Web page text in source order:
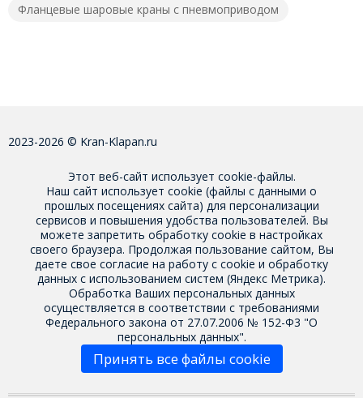
Фланцевые шаровые краны с пневмоприводом
2023-2026 © Kran-Klapan.ru
Этот веб-сайт использует cookie-файлы.
Наш сайт использует cookie (файлы с данными о
прошлых посещениях сайта) для персонализации
сервисов и повышения удобства пользователей. Вы
можете запретить обработку cookie в настройках
своего браузера. Продолжая пользование сайтом, Вы
даете свое согласие на работу с cookie и обработку
данных с использованием систем (Яндекс Метрика).
Обработка Ваших персональных данных
осуществляется в соответствии с требованиями
Федерального закона от 27.07.2006 № 152-Ф3 "О
персональных данных".
Принять все файлы cookie